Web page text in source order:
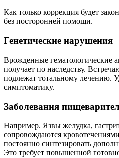
Как только коррекция будет
без посторонней помощи.
Генетические нарушения
Врожденные гематологические
получает по наследству.
подлежат тотальному лечению.
симптоматику.
Заболевания
Например. Язвы желудка,
сопровождаются
постоянно синтезировать
Это требует повышенной